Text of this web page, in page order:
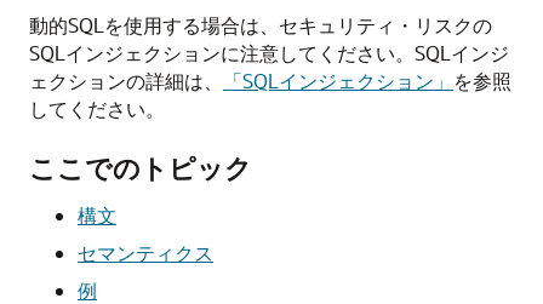
動的SQLを使用する場合は、セキュリティ・リスクの
SQLインジェクションに注意してください。SQLインジ
ェクションの詳細は、
「SQLインジェクション」 を参照
してください。
ここでのトピック
構文
セマンティクス
例